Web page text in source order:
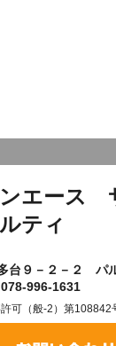
エース
ティ
台９－２－２ パ
996-1631
可（般-2）第108842